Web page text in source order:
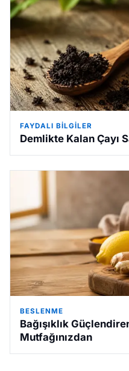
FAYDALI BILGILER
Demlikte Kalan Çayı
BESLENME
Bağışıklık
Mutfağınızdan